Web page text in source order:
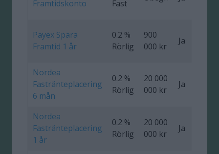
Framtidskonto Fast
Payex Spara
Framtid 1 år
0.2 %
Rörlig
900
000 kr
Ja
Nordea
Fastränteplacering
6 mån
0.2 %
Rörlig
20 000
000 kr
Ja
Nordea
Fastränteplacering
1 år
0.2 %
Rörlig
20 000
000 kr
Ja